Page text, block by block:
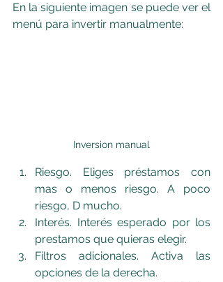
En la siguiente imagen se puede ver el
menú para invertir manualmente:
Inversion manual
Riesgo. Eliges préstamos con
mas o menos riesgo. A poco
riesgo, D mucho.
Interés. Interés esperado por los
prestamos que quieras elegir.
Filtros adicionales. Activa las
opciones de la derecha.